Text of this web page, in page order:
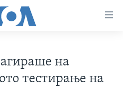
на
тестирање на